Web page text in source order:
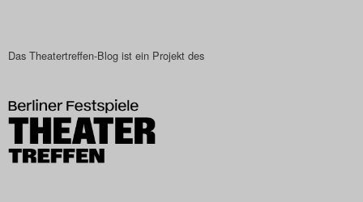
Das Theatertreffen-Blog ist ein Projekt des